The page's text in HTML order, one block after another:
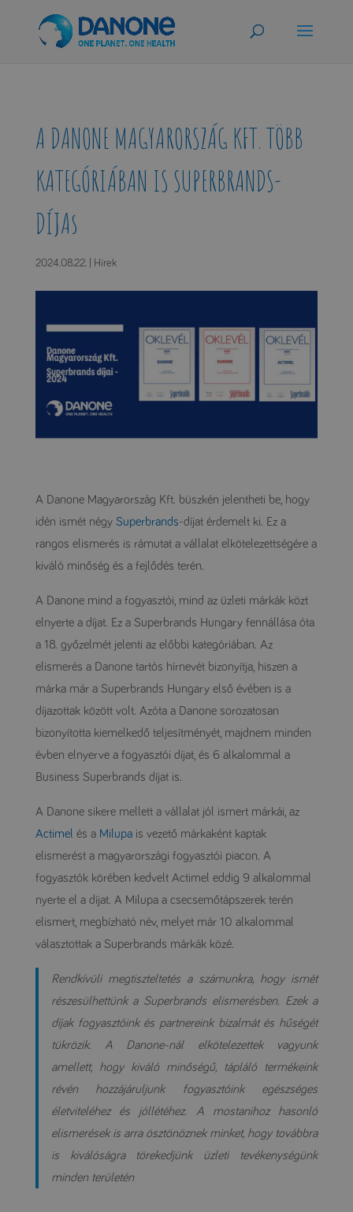
A DANONE MAGYARORSZÁG KFT. TÖBB
KATEGÓRIÁBAN IS SUPERBRANDS-
DÍJAs
2024.08.22.| Hírek
A Danone Magyarország Kft. büszkén jelentheti be, hogy
idén ismét négy Superbrands-díjat érdemelt ki. Ez a
rangos elismerés is rámutat a vállalat elkötelezettségére a
kiváló minőség és a fejlődés terén.
A Danone mind a fogyasztói, mind az üzleti márkák közt
elnyerte a díjat. Ez a Superbrands Hungary fennállása óta
a 18. győzelmét jelenti az előbbi kategóriában. Az
elismerés a Danone tartós hírnevét bizonyítja, hiszen a
márka már a Superbrands Hungary első évében is a
díjazottak között volt. Azóta a Danone sorozatosan
bizonyította kiemelkedő teljesítményét, majdnem minden
évben elnyerve a fogyasztói díjat, és 6 alkalommal a
Business Superbrands díjat is.
A Danone sikere mellett a vállalat jól ismert márkái, az
Actimel és a Milupais vezető márkaként kaptak
elismerést a magyarországi fogyasztói piacon. A
fogyasztók körében kedvelt Actimel eddig 9 alkalommal
nyerte el a díjat. A Milupa a csecsemőtápszerek terén
elismert, megbízható név, melyet már 10 alkalommal
választottak a Superbrands márkák közé.
Rendkívüli megtiszteltetés a számunkra, hogy ismét
részesülhettünk a Superbrands elismerésben. Ezek a
díjak fogyasztóink és partnereink bizalmát és hűségét
tükrözik. A Danone-nál elkötelezettek vagyunk
amellett, hogy kiváló minőségű, tápláló termékeink
révén hozzájáruljunk fogyasztóink egészséges
életviteléhez és jóllétéhez. A mostanihoz hasonló
elismerések is arra ösztönöznek minket, hogy továbbra
is kiválóságra törekedjünk üzleti tevékenységünk
minden területén